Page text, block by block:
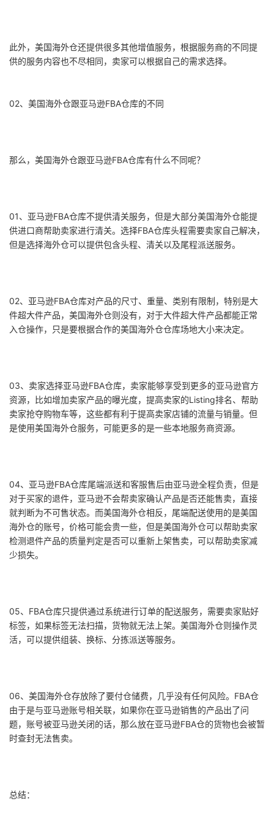
此外，美国海外仓还提供很多其他增值服务，根据服务商的不同提
供的服务内容也不尽相同，卖家可以根据自己的需求选择。
02、美国海外仓跟亚马逊FBA仓库的不同
那么，美国海外仓跟亚马逊FBA仓库有什么不同呢？
01、亚马逊FBA仓库不提供清关服务，但是大部分美国海外仓能提
供进口商帮助卖家进行清关。选择FBA仓库头程需要卖家自己解决，
但是选择海外仓可以提供包含头程、清关以及尾程派送服务。
02、亚马逊FBA仓库对产品的尺寸、重量、类别有限制，特别是大
件超大件产品，美国海外仓则没有，对于大件超大件产品都能正常
入仓操作，只是要根据合作的美国海外仓仓库场地大小来决定。
03、卖家选择亚马逊FBA仓库，卖家能够享受到更多的亚马逊官方
资源，比如增加卖家产品的曝光度，提高卖家的Listing排名、帮助
卖家抢夺购物车等，这些都有利于提高卖家店铺的流量与销量。但
是使用美国海外仓服务，可能更多的是一些本地服务商资源。
04、亚马逊FBA仓库尾端派送和客服售后由亚马逊全程负责，但是
对于买家的退件，亚马逊不会帮卖家确认产品是否还能售卖，直接
就判断为不可售状态。而美国海外仓相反，尾端配送使用的是美国
海外仓的账号，价格可能会贵一些，但是美国海外仓可以帮助卖家
检测退件产品的质量判定是否可以重新上架售卖，可以帮助卖家减
少损失。
05、FBA仓库只提供通过系统进行订单的配送服务，需要卖家贴好
标签，如果标签无法扫描，货物就无法上架。美国海外仓则操作灵
活，可以提供组装、换标、分拣派送等服务。
06、美国海外仓存放除了要付仓储费，几乎没有任何风险。FBA仓
由于是与亚马逊账号相关联，如果你在亚马逊销售的产品出了问
题，账号被亚马逊关闭的话，那么放在亚马逊FBA仓的货物也会被暂
时查封无法售卖。
总结：